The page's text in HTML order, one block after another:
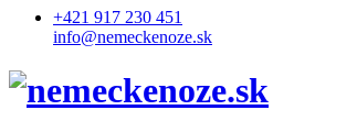
+421 917 230 451
info@nemeckenoze.sk